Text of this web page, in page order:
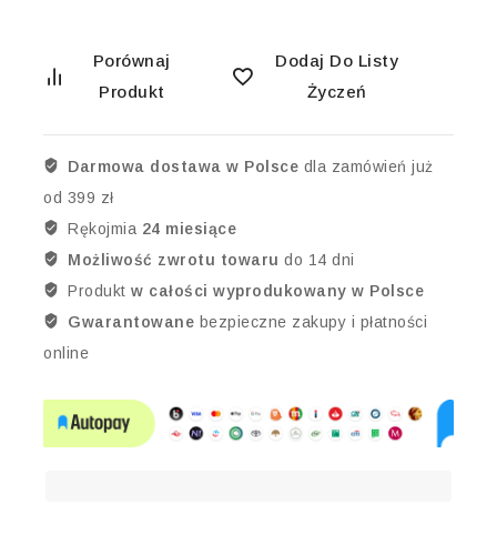
Porównaj
Produkt
Dodaj Do Listy
Życzeń
Darmowa dostawa w Polsce dla zamówień już
od 399 zł
Rękojmia 24 miesiące
Możliwość zwrotu towaru do 14 dni
Produkt w całości wyprodukowany w Polsce
Gwarantowane bezpieczne zakupy i płatności
online